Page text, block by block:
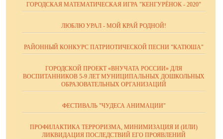
ГОРОДСКАЯ МАТЕМАТИЧЕСКАЯ ИГРА "КЕНГУРЁНОК - 2020"
ЛЮБЛЮ УРАЛ - МОЙ КРАЙ РОДНОЙ!
РАЙОННЫЙ КОНКУРС ПАТРИОТИЧЕСКОЙ ПЕСНИ "КАТЮША"
ГОРОДСКОЙ ПРОЕКТ «ВНУЧАТА РОССИИ» ДЛЯ
ВОСПИТАННИКОВ 5-9 ЛЕТ МУНИЦИПАЛЬНЫХ ДОШКОЛЬНЫХ
ОБРАЗОВАТЕЛЬНЫХ ОРГАНИЗАЦИЙ
ФЕСТИВАЛЬ "ЧУДЕСА АНИМАЦИИ"
ПРОФИЛАКТИКА ТЕРРОРИЗМА, МИНИМИЗАЦИЯ И (ИЛИ)
ЛИКВИДАЦИЯ ПОСЛЕДСТВИЙ ЕГО ПРОЯВЛЕНИЙ